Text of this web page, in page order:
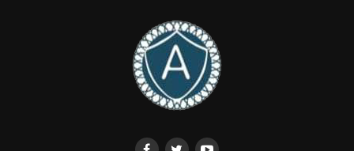
Guna memberikan ketenangan bagi masyarakat yang
mulai mengakses asuransi jiwa, OJK menjamin adanya
pengawasan yang ketat terhadap seluruh lembaga jasa
keuangan. Sesuai dengan amanat Undang-Undang
memastikan setiap perusahaan asuransi memberikan